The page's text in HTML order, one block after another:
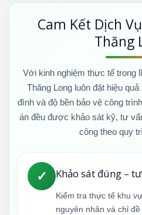
Cam Kết Dịch
Thăng
Với kinh nghiệm thực tế trong
Thăng Long luôn đặt hiệu
đình và độ bền bảo vệ công
án đều được khảo sát kỹ, tư
công theo quy
✓ Khảo sát đúng –
Kiểm tra thực tế khu
nguyên nhân và chỉ